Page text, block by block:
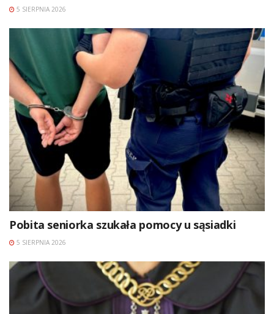
5 SIERPNIA 2026
Pobita seniorka szukała pomocy u sąsiadki
5 SIERPNIA 2026